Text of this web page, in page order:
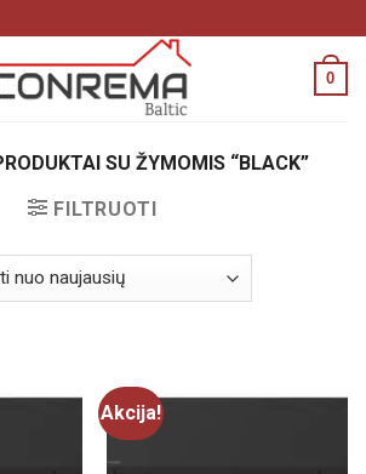
0
SU ŽYMOMIS “BLACK”
FILTRUOTI
Akcija!